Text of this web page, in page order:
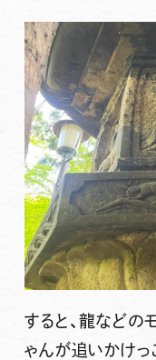
すると、龍などの
ゃんが追いかけっ